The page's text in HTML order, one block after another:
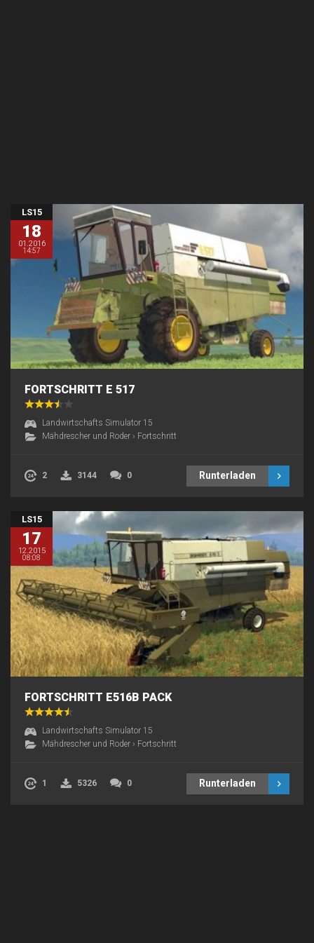
LS15
18
01.2016
14:57
FORTSCHRITT E 517
Landwirtschafts Simulator 15
Mähdrescher und Roder › Fortschritt
2 3144 0 Runterladen
LS15
17
12.2015
08:08
FORTSCHRITT E516B PACK
Landwirtschafts Simulator 15
Mähdrescher und Roder › Fortschritt
1 5326 0 Runterladen